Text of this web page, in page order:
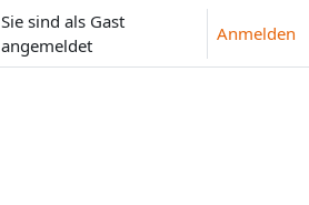
Sie sind als Gast
angemeldet
Anmelden